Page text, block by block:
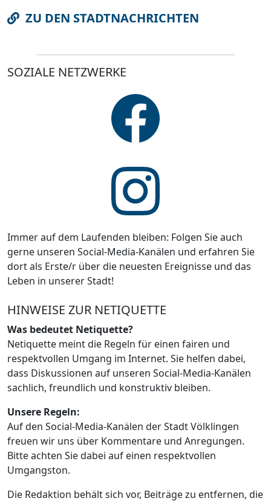
ZU DEN STADTNACHRICHTEN
SOZIALE NETZWERKE
Immer auf dem Laufenden bleiben: Folgen Sie auch
gerne unseren Social-Media-Kanälen und erfahren Sie
dort als Erste/r über die neuesten Ereignisse und das
Leben in unserer Stadt!
HINWEISE ZUR NETIQUETTE
Was bedeutet Netiquette?
Netiquette meint die Regeln für einen fairen und
respektvollen Umgang im Internet. Sie helfen dabei,
dass Diskussionen auf unseren Social-Media-Kanälen
sachlich, freundlich und konstruktiv bleiben.
Unsere Regeln:
Auf den Social-Media-Kanälen der Stadt Völklingen
freuen wir uns über Kommentare und Anregungen.
Bitte achten Sie dabei auf einen respektvollen
Umgangston.
Die Redaktion behält sich vor, Beiträge zu entfernen, die